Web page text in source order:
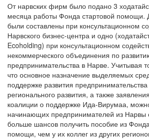
От нарвских фирм было подано 3
месяца работы Фонда стартовой помощи.
были составлены при консультационном
Нарвского бизнес-центра и одно
Ecoholding) при консультационном
некоммерческого объединения по
предпринимательства в Нарве. Учитывая
что основное назначение выделяемых
поддержке развития
регионального развития, а также
коалиции о поддержке Ида-Вирумаа,
начинающих предпринимателей из Нарвы
больше шансов получить пособие из
помощи, чем у их коллег из других